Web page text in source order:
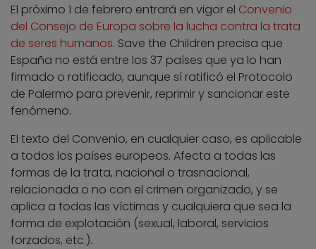
El próximo 1 de febrero entrará en vigor el Convenio
del Consejo de Europa sobre la lucha contra la trata
de seres humanos. Save the Children precisa que
España no está entre los 37 países que ya lo han
firmado o ratificado, aunque sí ratificó el Protocolo
de Palermo para prevenir, reprimir y sancionar este
fenómeno.
El texto del Convenio, en cualquier caso, es aplicable
a todos los países europeos. Afecta a todas las
formas de la trata, nacional o trasnacional,
relacionada o no con el crimen organizado, y se
aplica a todas las víctimas y cualquiera que sea la
forma de explotación (sexual, laboral, servicios
forzados, etc.).